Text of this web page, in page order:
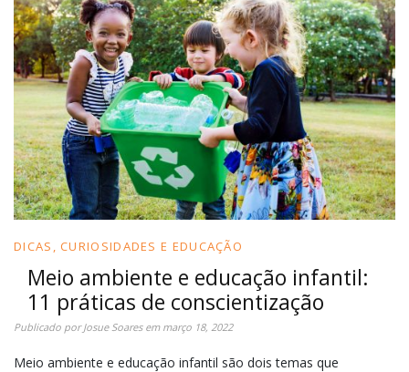
DICAS, CURIOSIDADES E EDUCAÇÃO
Meio ambiente e educação infantil:
11 práticas de conscientização
Publicado porJosue Soaresem março 18, 2022
Meio ambiente e educação infantil são dois temas que